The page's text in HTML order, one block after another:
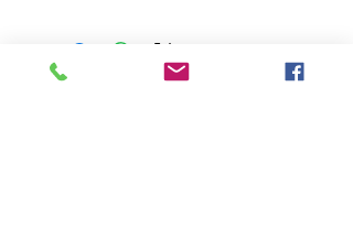
通知我們。但是，您需要支付退回的運